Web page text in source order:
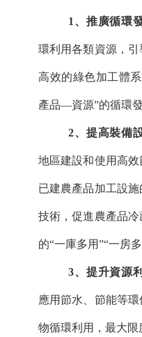
1、推廣循環
環利用各類資源，引
高效的綠色加工體
產品—資源”的循環發
2、提高裝備
地區建設和使用高
已建農產品加工設
技術，促進農產品
的“一庫多用”“一房
3、提升資源
應用節水、節能等
物循環利用，最大限